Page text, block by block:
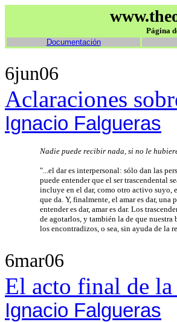
Página
Documentación
6jun06
Aclaraciones
Ignacio Falgueras
Nadie puede recibir nada, si no le
"...el dar es interpersonal: sólo dan las
puede entender que el ser trascendental
incluye en el dar, como otro activo suyo,
que da. Y, finalmente, el amar es dar,
entender es dar, amar es dar. Los
de agotarlos, y también la de que
los encontradizos, o sea, sin ayuda de la
6mar06
El acto final de
Ignacio Falgueras